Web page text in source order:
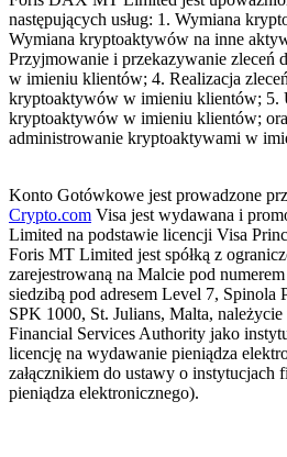
następujących usług: 1. Wymiana
Wymiana kryptoaktywów na inne
Przyjmowanie i przekazywanie zleceń
w imieniu klientów; 4. Realizacja
kryptoaktywów w imieniu klientów; 5.
kryptoaktywów w imieniu klientów;
administrowanie kryptoaktywami w
Konto Gotówkowe jest prowadzone
Crypto.com Visa jest wydawana i
Limited na podstawie licencji Visa
Foris MT Limited jest spółką z
zarejestrowaną na Malcie pod
siedzibą pod adresem Level 7,
SPK 1000, St. Julians, Malta,
Financial Services Authority jako
licencję na wydawanie pieniądza
załącznikiem do ustawy o instytucjach
pieniądza elektronicznego).